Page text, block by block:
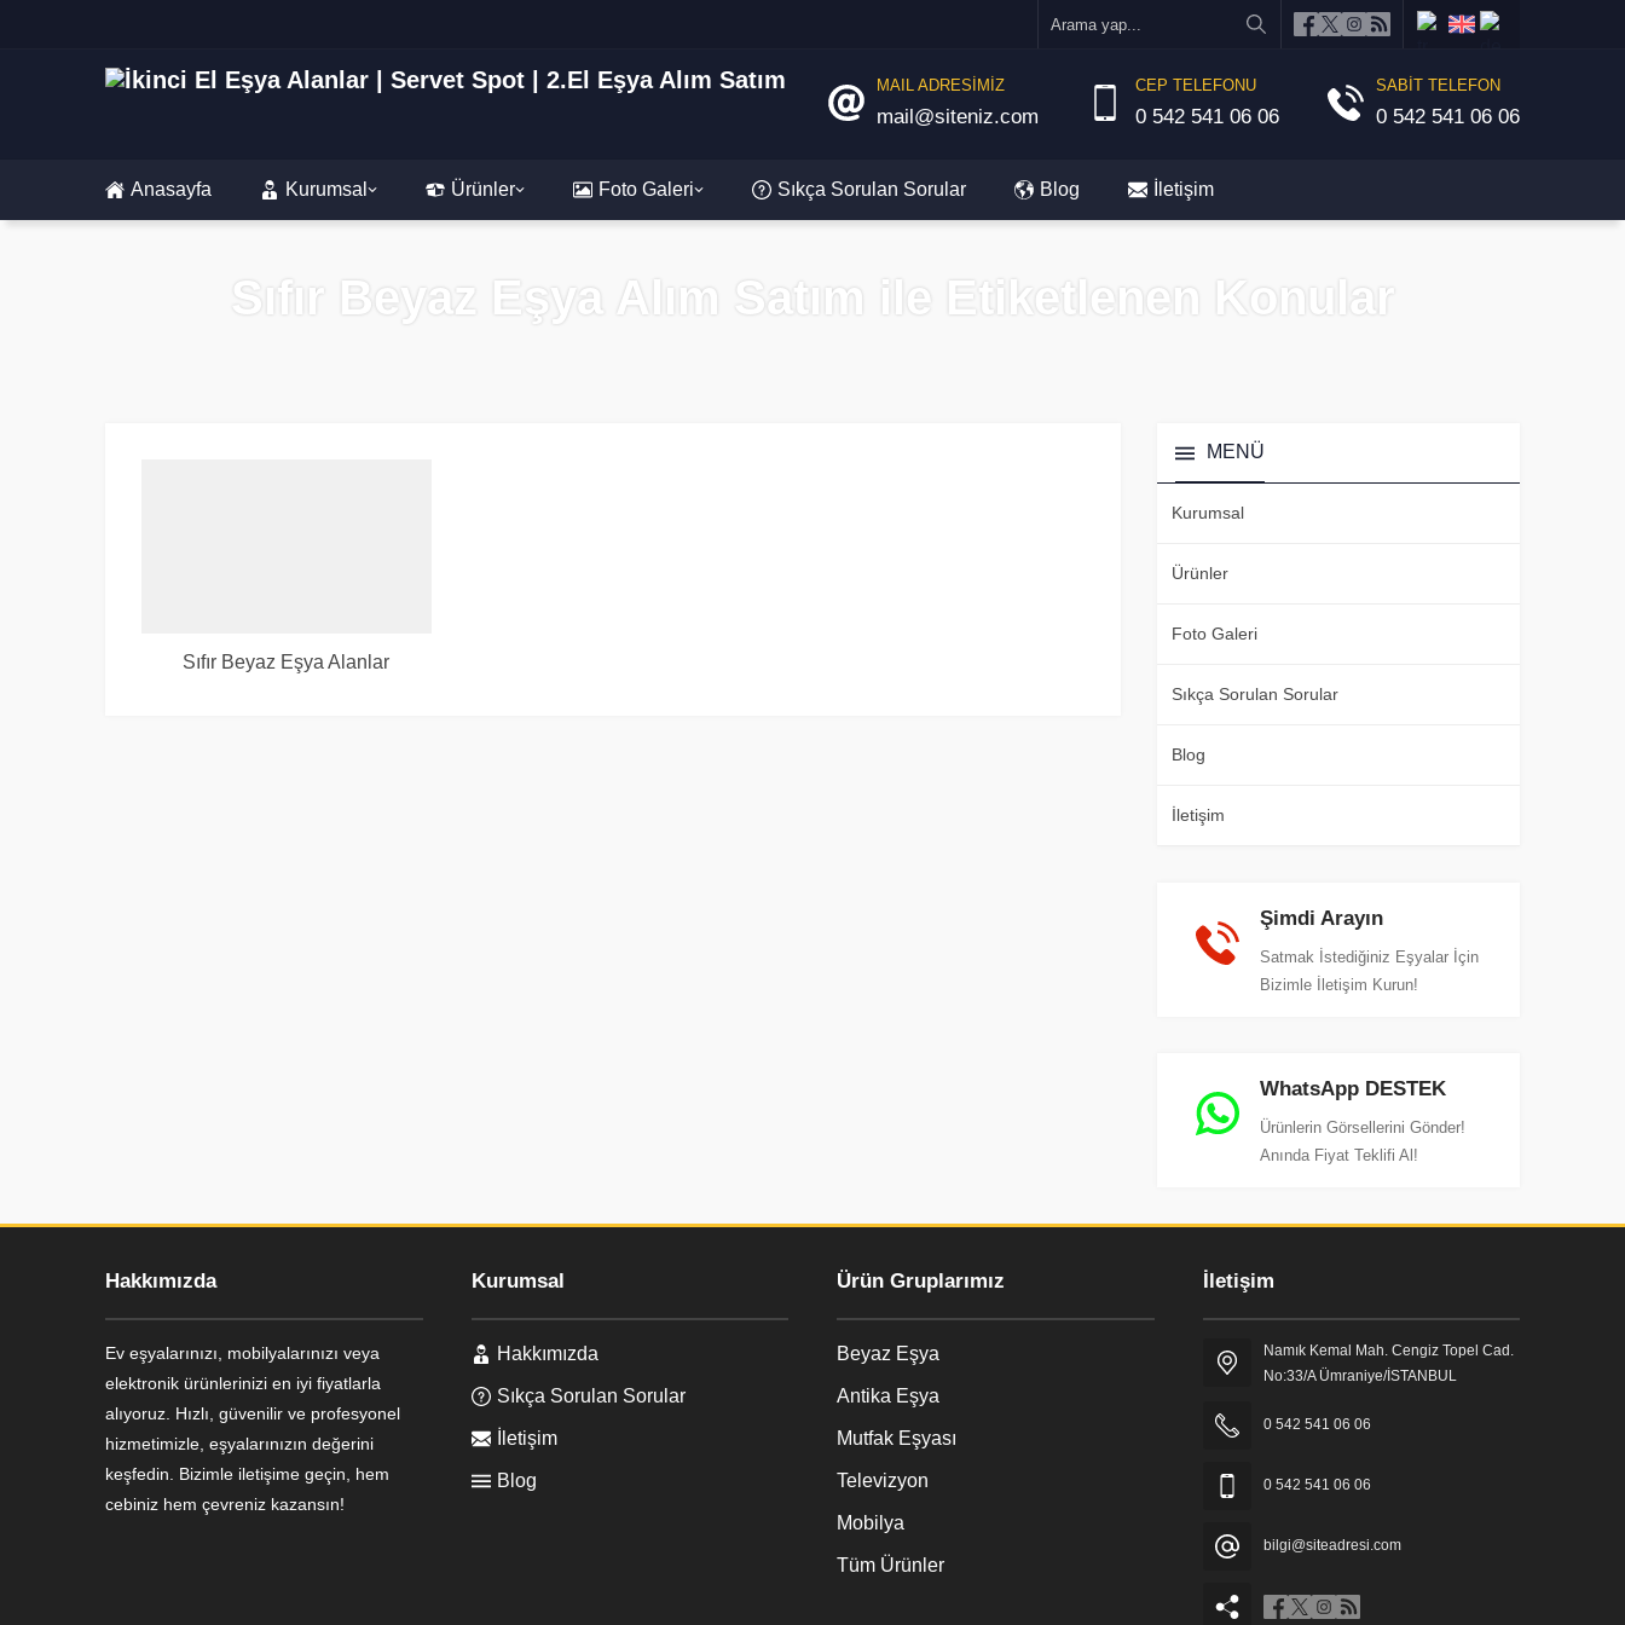
MAIL ADRESİMİZ
mail@siteniz.com
CEP TELEFONU
0 542 541 06 06
SABİT TELEFON
0 542 541 06 06
Anasayfa Kurumsal Ürünler Foto Galeri Sıkça Sorulan Sorular Blog İletişim
Sıfır Beyaz Eşya Alım Satım ile Etiketlenen Konular
Sıfır Beyaz Eşya Alanlar
MENÜ
Kurumsal
Ürünler
Foto Galeri
Sıkça Sorulan Sorular
Blog
İletişim
Şimdi Arayın
Satmak İstediğiniz Eşyalar İçin
Bizimle İletişim Kurun!
WhatsApp DESTEK
Ürünlerin Görsellerini Gönder!
Anında Fiyat Teklifi Al!
Hakkımızda
Ev eşyalarınızı, mobilyalarınızı veya
elektronik ürünlerinizi en iyi fiyatlarla
alıyoruz. Hızlı, güvenilir ve profesyonel
hizmetimizle, eşyalarınızın değerini
keşfedin. Bizimle iletişime geçin, hem
cebiniz hem çevreniz kazansın!
Kurumsal
Hakkımızda
Sıkça Sorulan Sorular
İletişim
Blog
Ürün Gruplarımız
Beyaz Eşya
Antika Eşya
Mutfak Eşyası
Televizyon
Mobilya
Tüm Ürünler
İletişim
Namık Kemal Mah. Cengiz Topel Cad.
No:33/A Ümraniye/İSTANBUL
0 542 541 06 06
0 542 541 06 06
bilgi@siteadresi.com
Ayşe Yılmaz